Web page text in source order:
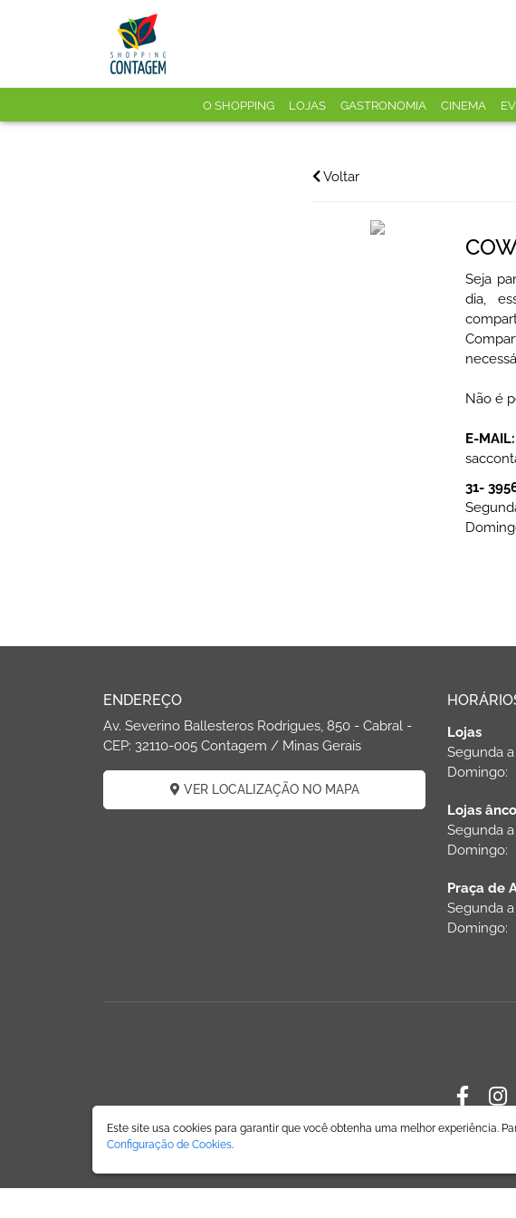
O SHOPPING LOJAS GASTRONOMIA CINEMA
Voltar
Seja
dia,
Não é
E-MAIL:
31-
Este site usa cookies para garantir que você obtenha uma melhor experiência.
Configuração de Cookies.
ENDEREÇO
Av. Severino Ballesteros Rodrigues, 850 - Cabral -
CEP: 32110-005 Contagem / Minas Gerais
VER LOCALIZAÇÃO NO MAPA
Lojas
Segunda
Domingo:
Lojas
Segunda
Domingo:
Praça de
Segunda
Domingo: